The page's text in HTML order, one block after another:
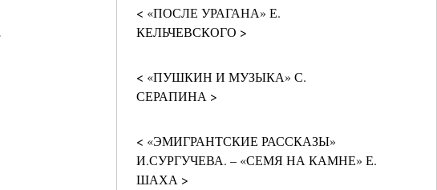
< «ПОСЛЕ УРАГАНА» Е.
КЕЛЬЧЕВСКОГО >
< «ПУШКИН И МУЗЫКА» С.
СЕРАПИНА >
< «ЭМИГРАНТСКИЕ РАССКАЗЫ»
И.СУРГУЧЕВА. – «СЕМЯ НА КАМНЕ» Е.
ШАХА >